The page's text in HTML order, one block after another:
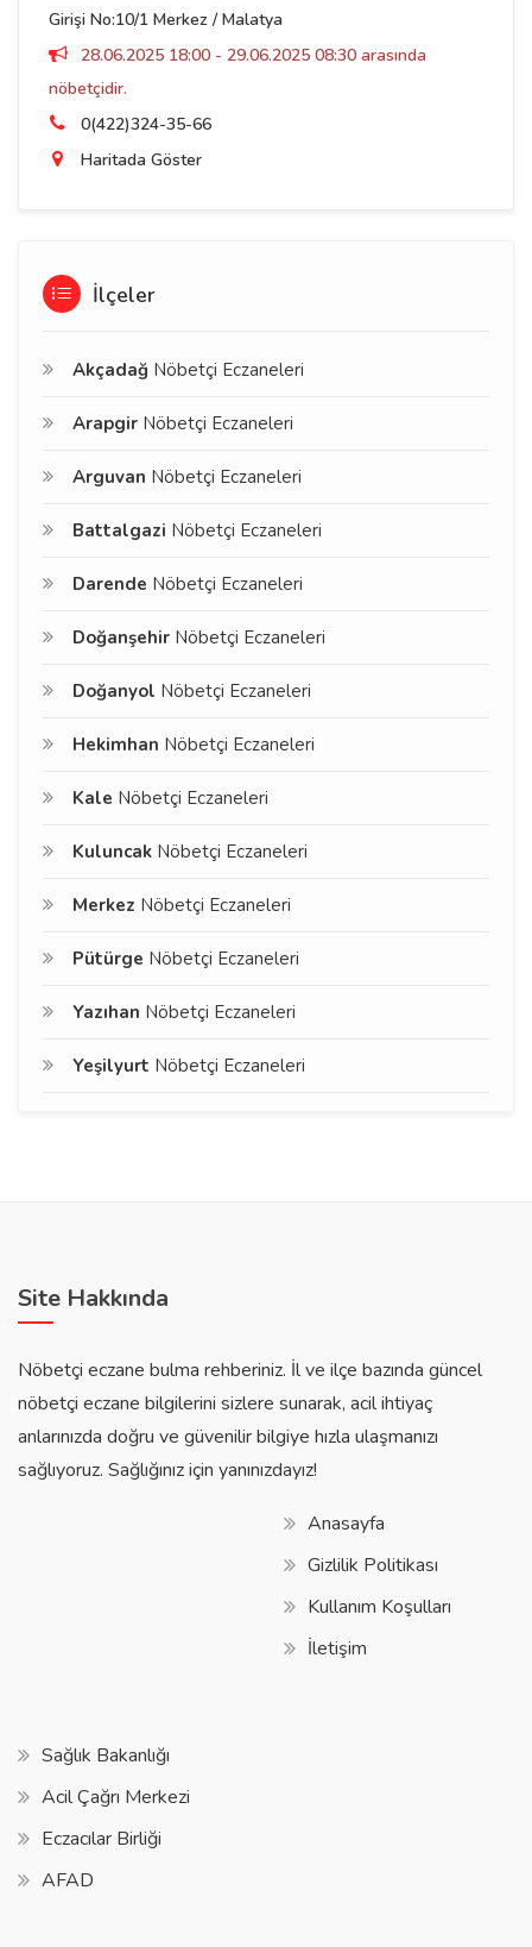
Girişi No:10/1 Merkez / Malatya
28.06.2025 18:00 - 29.06.2025 08:30 arasında
nöbetçidir.
0(422)324-35-66
Haritada Göster
İlçeler
Akçadağ Nöbetçi Eczaneleri
Arapgir Nöbetçi Eczaneleri
Arguvan Nöbetçi Eczaneleri
Battalgazi Nöbetçi Eczaneleri
Darende Nöbetçi Eczaneleri
Doğanşehir Nöbetçi Eczaneleri
Doğanyol Nöbetçi Eczaneleri
Hekimhan Nöbetçi Eczaneleri
Kale Nöbetçi Eczaneleri
Kuluncak Nöbetçi Eczaneleri
Merkez Nöbetçi Eczaneleri
Pütürge Nöbetçi Eczaneleri
Yazıhan Nöbetçi Eczaneleri
Yeşilyurt Nöbetçi Eczaneleri
Site Hakkında
Nöbetçi eczane bulma rehberiniz. İl ve ilçe bazında güncel
nöbetçi eczane bilgilerini sizlere sunarak, acil ihtiyaç
anlarınızda doğru ve güvenilir bilgiye hızla ulaşmanızı
sağlıyoruz. Sağlığınız için yanınızdayız!
Anasayfa
Gizlilik Politikası
Kullanım Koşulları
İletişim
Sağlık Bakanlığı
Acil Çağrı Merkezi
Eczacılar Birliği
AFAD